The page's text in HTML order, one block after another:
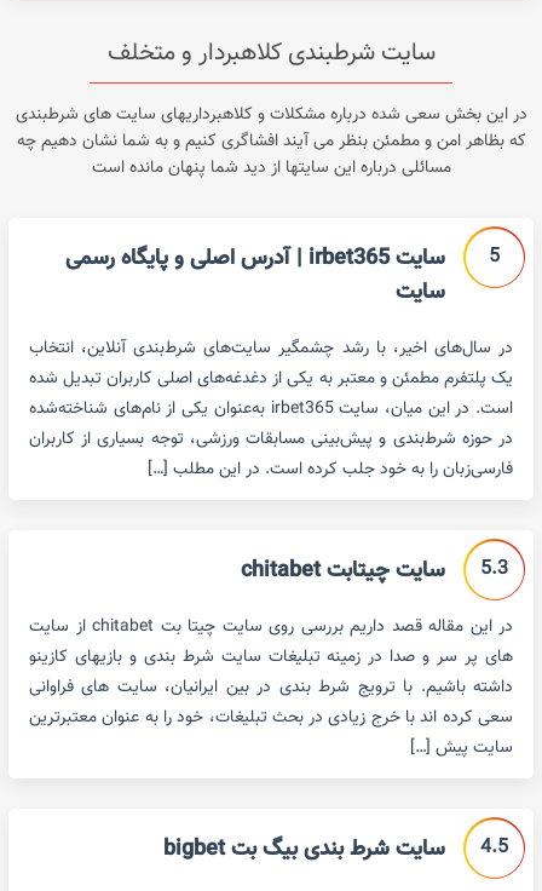
سایت شرطبندی کلاهبردار و متخلف
در این بخش سعی شده درباره مشکلات و کلاهبرداریهای سایت های شرطبندی
که بظاهر امن و مطمئن بنظر می آیند افشاگری کنیم و به شما نشان دهیم چه
مسائلی درباره این سایتها از دید شما پنهان مانده است
5
سایت irbet365 | آدرس اصلی و پایگاه رسمی
سایت
در سال‌های اخیر، با رشد چشمگیر سایت‌های شرط‌بندی آنلاین، انتخاب
یک پلتفرم مطمئن و معتبر به یکی از دغدغه‌های اصلی کاربران تبدیل شده
است. در این میان، سایت irbet365 به‌عنوان یکی از نام‌های شناخته‌شده
در حوزه شرط‌بندی و پیش‌بینی مسابقات ورزشی، توجه بسیاری از کاربران
فارسی‌زبان را به خود جلب کرده است. در این مطلب […]
5.3 سایت چیتابت chitabet
در این مقاله قصد داریم بررسی روی سایت چیتا بت chitabet از سایت
های پر سر و صدا در زمینه تبلیغات سایت شرط بندی و بازیهای کازینو
داشته باشیم. با ترویج شرط بندی در بین ایرانیان، سایت های فراوانی
سعی کرده اند با خرج زیادی در بحث تبلیغات، خود را به عنوان معتبرترین
سایت پیش […]
4.5 سایت شرط بندی بیگ بت bigbet